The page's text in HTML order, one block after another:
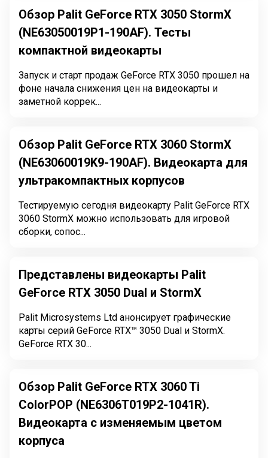
Обзор Palit GeForce RTX 3050 StormX
(NE63050019P1-190AF). Тесты
компактной видеокарты
Запуск и старт продаж GeForce RTX 3050 прошел на
фоне начала снижения цен на видеокарты и
заметной коррек...
Обзор Palit GeForce RTX 3060 StormX
(NE63060019K9-190AF). Видеокарта для
ультракомпактных корпусов
Тестируемую сегодня видеокарту Palit GeForce RTX
3060 StormX можно использовать для игровой
сборки, сопос...
Представлены видеокарты Palit
GeForce RTX 3050 Dual и StormX
Palit Microsystems Ltd анонсирует графические
карты серий GeForce RTX™ 3050 Dual и StormX.
GeForce RTX 30...
Обзор Palit GeForce RTX 3060 Ti
ColorPOP (NE6306T019P2-1041R).
Видеокарта с изменяемым цветом
корпуса